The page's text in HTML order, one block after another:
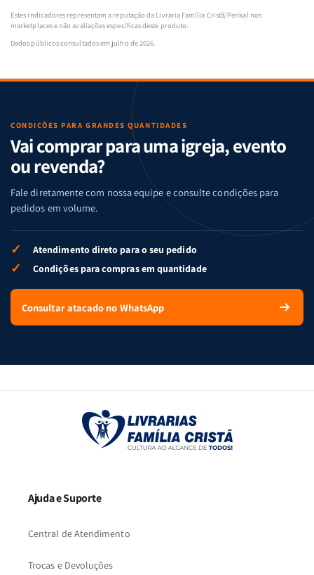
Estes indicadores representam a reputação da Livraria Família Cristã/Penkal nos
marketplaces e não avaliações específicas deste produto.
Dados públicos consultados em julho de 2026.
CONDIÇÕES PARA GRANDES QUANTIDADES
Vai comprar para uma igreja, evento
ou revenda?
Fale diretamente com nossa equipe e consulte condições para
pedidos em volume.
✓ Atendimento direto para o seu pedido
✓ Condições para compras em quantidade
Consultar atacado no WhatsApp
Ajuda e Suporte
Central de Atendimento
Trocas e Devoluções